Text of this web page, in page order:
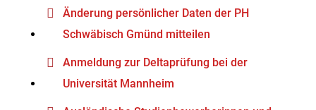
Änderung persönlicher Daten der PH
Schwäbisch Gmünd mitteilen
Anmeldung zur Deltaprüfung bei der
Universität Mannheim